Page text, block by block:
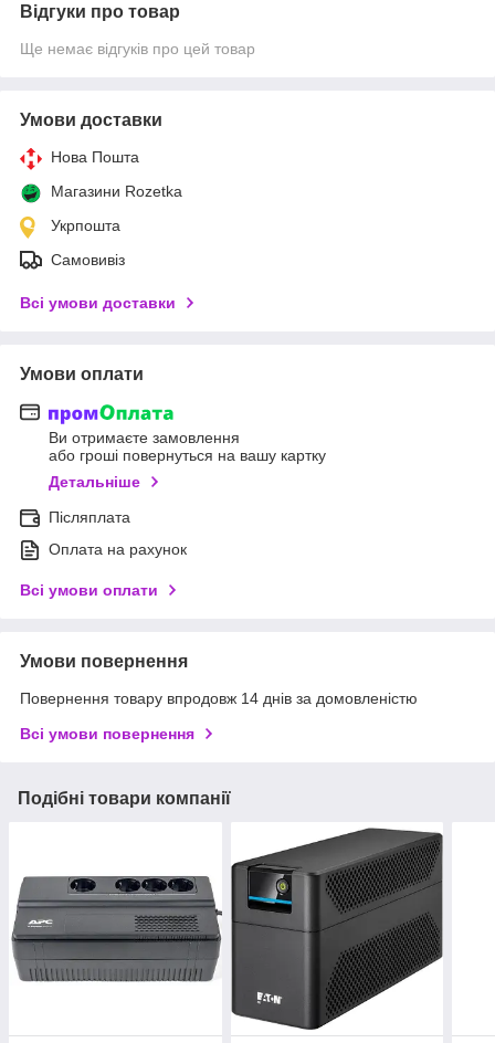
Відгуки про товар
Ще немає відгуків про цей товар
Умови доставки
Нова Пошта
Магазини Rozetka
Укрпошта
Самовивіз
Всі умови доставки
Умови оплати
Ви отримаєте замовлення
або гроші повернуться на вашу картку
Детальніше
Післяплата
Оплата на рахунок
Всі умови оплати
Умови повернення
Повернення товару впродовж 14 днів за домовленістю
Всі умови повернення
Подібні товари компанії